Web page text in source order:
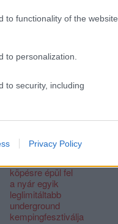
to functionality of the website
to personalization.
to security, including
and other user protection.
Privacy Policy
ott, igen.
Autósmoziban,
köpésre épül fel
a nyár egyik
leglimitáltabb
underground
kempingfesztiválja